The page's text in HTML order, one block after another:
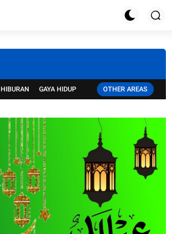
HIBURAN GAYA HIDUP OTHER AREAS